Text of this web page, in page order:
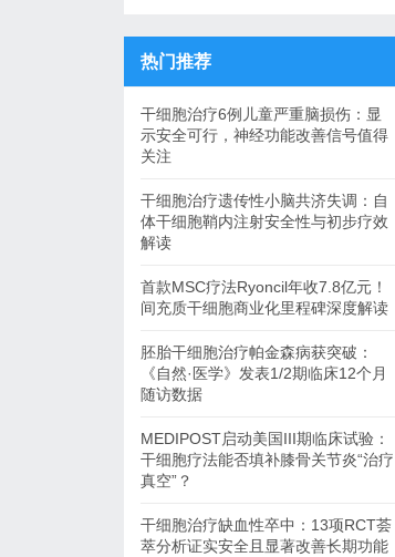
热门推荐
干细胞治疗6例儿童严重脑损伤：显
示安全可行，神经功能改善信号值得
关注
干细胞治疗遗传性小脑共济失调：自
体干细胞鞘内注射安全性与初步疗效
解读
首款MSC疗法Ryoncil年收7.8亿元！
间充质干细胞商业化里程碑深度解读
胚胎干细胞治疗帕金森病获突破：
《自然·医学》发表1/2期临床12个月
随访数据
MEDIPOST启动美国III期临床试验：
干细胞疗法能否填补膝骨关节炎“治疗
真空”？
干细胞治疗缺血性卒中：13项RCT荟
萃分析证实安全且显著改善长期功能